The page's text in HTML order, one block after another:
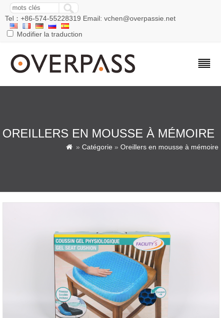
Tel：+86-574-55228319 Email: vchen@overpassie.net
Modifier la traduction
OREILLERS EN MOUSSE À MÉMOIRE
 » Catégorie » Oreillers en mousse à mémoire